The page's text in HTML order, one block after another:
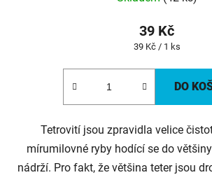
39 Kč
Měrná
39 Kč / 1 ks
DO
Tetrovití jsou zpravidla velice
mírumilovné ryby hodící se do
nádrží. Pro fakt, že většina teter jsou